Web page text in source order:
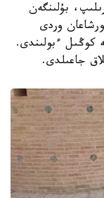
بۇلىنگەن
وردى
كوڭىل ءبولىندى.
جاعىلدى.